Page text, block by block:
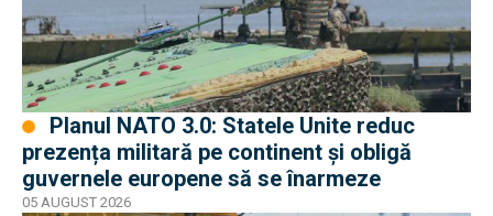
prezența militară pe continent și obligă
guvernele europene să se înarmeze
05 AUGUST 2026